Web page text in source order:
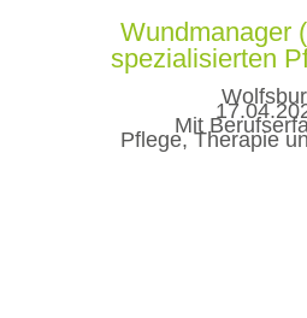
Wundmanager
spezialisierten
Mit
Pflege, Therapie